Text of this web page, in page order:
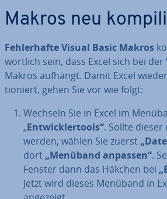
Makros neu
Feh­ler­haf­te Visual Basic Makros
wort­lich sein, dass Excel sich bei
Makros aufhängt. Damit Excel
tio­niert, gehen Sie vor wie folgt:
Wechseln Sie in Excel im
„Ent­wick­ler­tools“. Sollte
werden, wählen Sie zuerst
dort „Menüband anpassen“.
Fenster dann das Häkchen bei
Jetzt wird dieses Menüband in